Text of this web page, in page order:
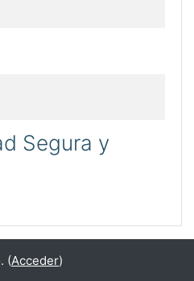
Segura y
(Acceder)